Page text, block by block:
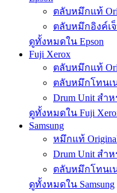
ตลับหมึกแท้
ตลับหมึกอิงค์เจ็
ดูทั้งหมดใน Epson
Fuji Xerox
ตลับหมึกแท้
ตลับหมึกโทนเน
Drum Unit สำห
ดูทั้งหมดใน Fuji
Samsung
หมึกแท้ Original
Drum Unit สำห
ตลับหมึกโทนเน
ดูทั้งหมดใน Samsung